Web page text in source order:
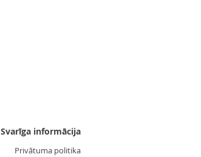
Svarīga informācija
Privātuma politika